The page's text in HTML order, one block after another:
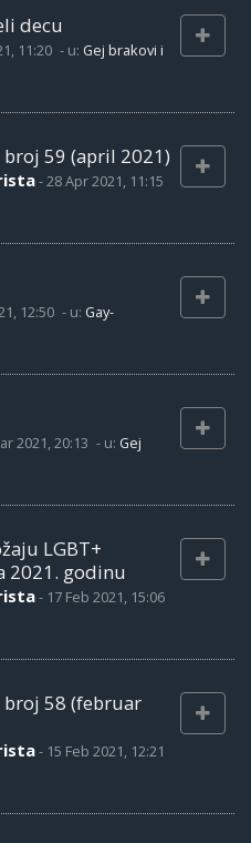
decu
11:20 - u: Gej brakovi i
59 (april 2021)
-28 Apr 2021, 11:15
12:50 - u: Gay-
2021, 20:13 - u: Gej
LGBT+
2021. godinu
- 17 Feb 2021, 15:06
58 (februar
- 15 Feb 2021, 12:21